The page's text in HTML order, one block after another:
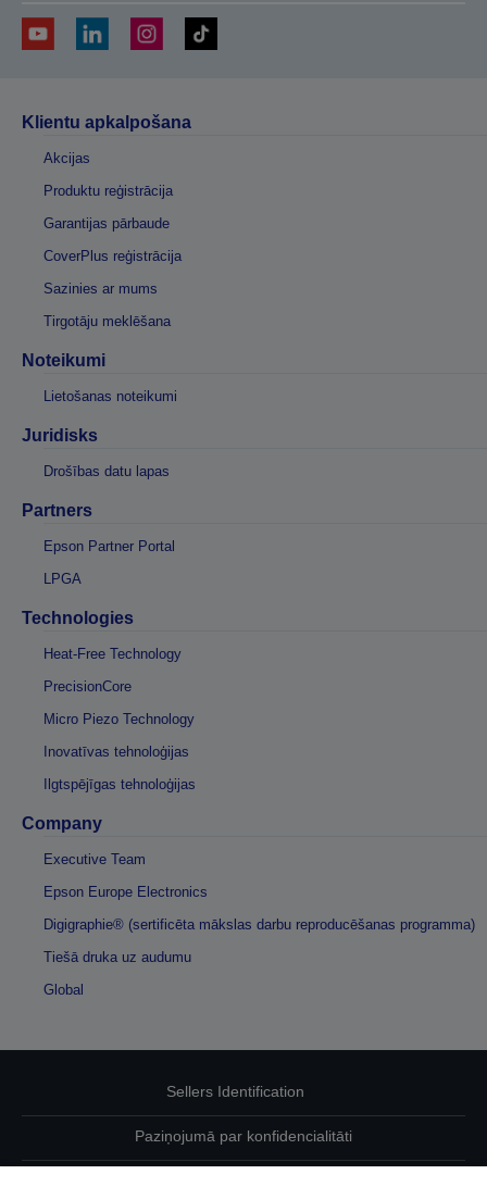
Klientu apkalpošana
Akcijas
Produktu reģistrācija
Garantijas pārbaude
CoverPlus reģistrācija
Sazinies ar mums
Tirgotāju meklēšana
Noteikumi
Lietošanas noteikumi
Juridisks
Drošības datu lapas
Partners
Epson Partner Portal
LPGA
Technologies
Heat-Free Technology
PrecisionCore
Micro Piezo Technology
Inovatīvas tehnoloģijas
Ilgtspējīgas tehnoloģijas
Company
Executive Team
Epson Europe Electronics
Digigraphie® (sertificēta mākslas darbu reproducēšanas programma)
Tiešā druka uz audumu
Global
Sellers Identification
Paziņojumā par konfidencialitāti